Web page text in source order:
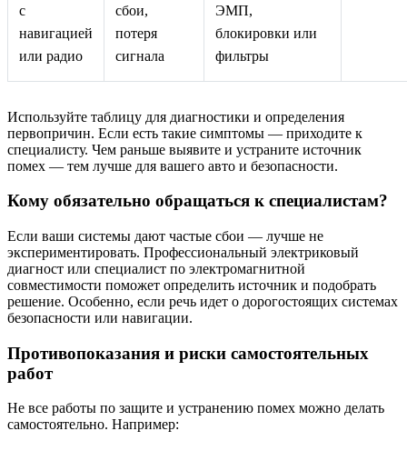
с
навигацией
или радио
сбои,
потеря
сигнала
ЭМП,
блокировки или
фильтры
Используйте таблицу для диагностики и определения
первопричин. Если есть такие симптомы — приходите к
специалисту. Чем раньше выявите и устраните источник
помех — тем лучше для вашего авто и безопасности.
Кому обязательно обращаться к специалистам?
Если ваши системы дают частые сбои — лучше не
экспериментировать. Профессиональный электриковый
диагност или специалист по электромагнитной
совместимости поможет определить источник и подобрать
решение. Особенно, если речь идет о дорогостоящих системах
безопасности или навигации.
Противопоказания и риски самостоятельных
работ
Не все работы по защите и устранению помех можно делать
самостоятельно. Например: